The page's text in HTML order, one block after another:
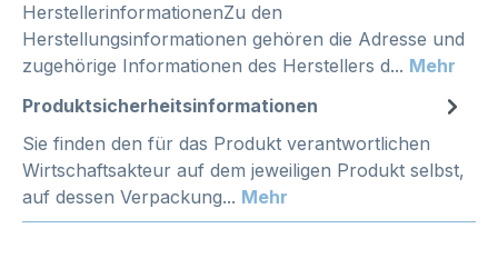
HerstellerinformationenZu den
Herstellungsinformationen gehören die Adresse und
zugehörige Informationen des Herstellers d... Mehr
Produktsicherheitsinformationen
Sie finden den für das Produkt verantwortlichen
Wirtschaftsakteur auf dem jeweiligen Produkt selbst,
auf dessen Verpackung... Mehr